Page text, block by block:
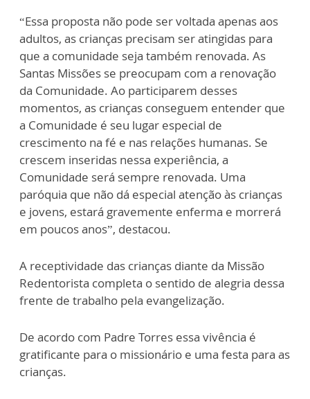
“Essa proposta não pode ser voltada apenas aos
adultos, as crianças precisam ser atingidas para
que a comunidade seja também renovada. As
Santas Missões se preocupam com a renovação
da Comunidade. Ao participarem desses
momentos, as crianças conseguem entender que
a Comunidade é seu lugar especial de
crescimento na fé e nas relações humanas. Se
crescem inseridas nessa experiência, a
Comunidade será sempre renovada. Uma
paróquia que não dá especial atenção às crianças
e jovens, estará gravemente enferma e morrerá
em poucos anos”, destacou.
A receptividade das crianças diante da Missão
Redentorista completa o sentido de alegria dessa
frente de trabalho pela evangelização.
De acordo com Padre Torres essa vivência é
gratificante para o missionário e uma festa para as
crianças.